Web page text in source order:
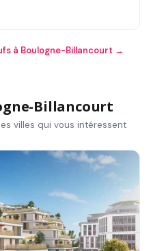
à Boulogne-Billancourt →
Billancourt
villes qui vous intéressent